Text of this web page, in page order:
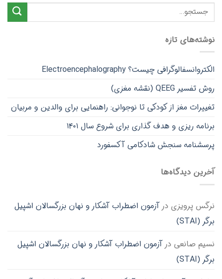
نوشته‌های تازه
الکتروانسفالوگرافی چیست؟ Electroencephalography
روش تفسیر QEEG (نقشه مغزی)
تغییرات مغز از کودکی تا نوجوانی: راهنمایی برای والدین و مربیان
برنامه ریزی و هدف گذاری برای شروع سال ۱۴۰۱
پرسشنامه سنجش شادکامی آکسفورد
آخرین دیدگاه‌ها
نرگس پرویزی در آزمون اضطراب آشکار و نهان بزرگسالان اشپیل
برگر (STAI)
نسیم صانعی در آزمون اضطراب آشکار و نهان بزرگسالان اشپیل
برگر (STAI)